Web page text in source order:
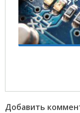
Добавить